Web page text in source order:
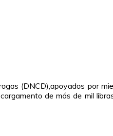
(DNCD),apoyados por
de más de mil